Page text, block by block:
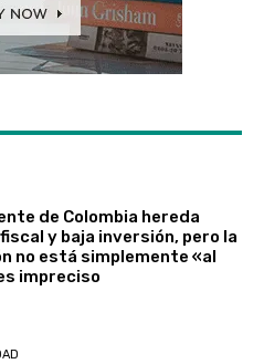
de Colombia hereda
y baja inversión, pero la
no está simplemente «al
impreciso